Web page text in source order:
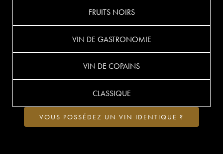
FRUITS NOIRS
VIN DE GASTRONOMIE
VIN DE COPAINS
CLASSIQUE
VOUS POSSÉDEZ UN VIN IDENTIQUE ?